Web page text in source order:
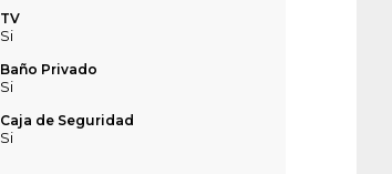
TV
Si
Baño Privado
Si
Caja de Seguridad
Si